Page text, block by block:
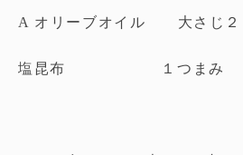
A オリーブオイル 大さじ２
塩昆布 １つまみ